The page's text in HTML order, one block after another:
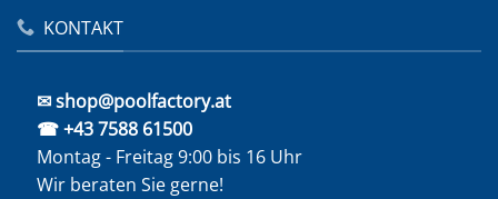
KONTAKT
✉ shop@poolfactory.at
☎ +43 7588 61500
Montag - Freitag 9:00 bis 16 Uhr
Wir beraten Sie gerne!